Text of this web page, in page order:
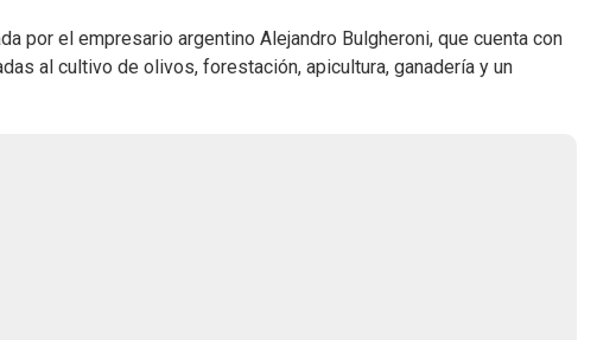
por el empresario argentino Alejandro Bulgheroni, que cuenta con
al cultivo de olivos, forestación, apicultura, ganadería y un